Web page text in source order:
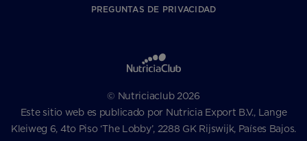
PREGUNTAS DE PRIVACIDAD
© Nutriciaclub 2026
Este sitio web es publicado por Nutricia Export B.V., Lange
Kleiweg 6, 4to Piso ‘The Lobby’, 2288 GK Rijswijk, Países Bajos.